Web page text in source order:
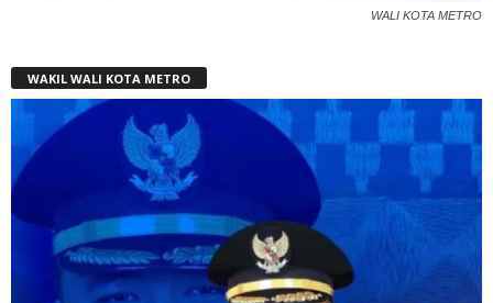
WALI KOTA METRO
WAKIL WALI KOTA METRO